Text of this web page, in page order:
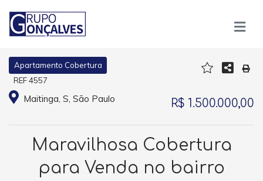
Apartamento Cobertura
REF 4557
Maitinga, S, São Paulo R$ 1.500.000,00
Maravilhosa Cobertura
para Venda no bairro